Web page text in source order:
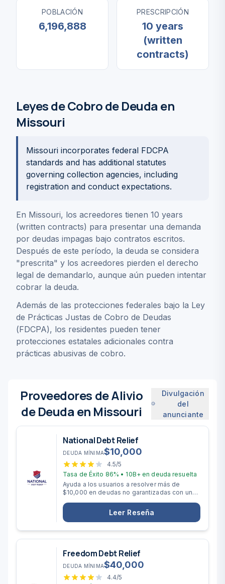
POBLACIÓN
6,196,888
PRESCRIPCIÓN
10 years
(written
contracts)
Leyes de Cobro de Deuda en
Missouri
Missouri incorporates federal FDCPA
standards and has additional statutes
governing collection agencies, including
registration and conduct expectations.
En Missouri, los acreedores tienen 10 years
(written contracts) para presentar una demanda
por deudas impagas bajo contratos escritos.
Después de este período, la deuda se considera
"prescrita" y los acreedores pierden el derecho
legal de demandarlo, aunque aún pueden intentar
cobrar la deuda.
Además de las protecciones federales bajo la Ley
de Prácticas Justas de Cobro de Deudas
(FDCPA), los residentes pueden tener
protecciones estatales adicionales contra
prácticas abusivas de cobro.
Proveedores de Alivio
de Deuda en Missouri
Divulgación
del
anunciante
National Debt Relief
DEUDA MÍNIMA$10,000
4.5/5
Tasa de Éxito 86% • 10B+ en deuda resuelta
Ayuda a los usuarios a resolver más de
$10,000 en deudas no garantizadas con un
Leer Reseña
Freedom Debt Relief
DEUDA MÍNIMA$40,000
4.4/5